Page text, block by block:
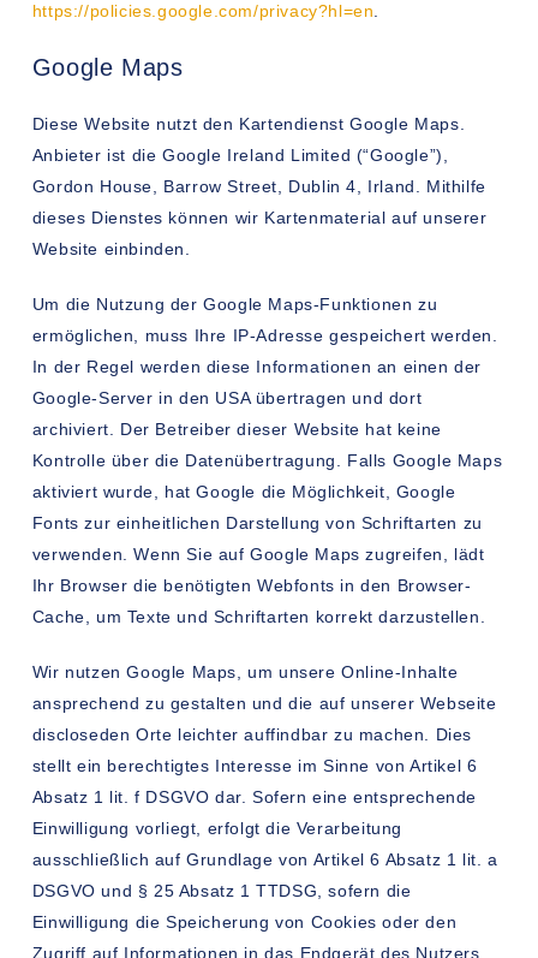
https://policies.google.com/privacy?hl=en.
Google Maps
Diese Website nutzt den Kartendienst Google Maps.
Anbieter ist die Google Ireland Limited (“Google”),
Gordon House, Barrow Street, Dublin 4, Irland. Mithilfe
dieses Dienstes können wir Kartenmaterial auf unserer
Website einbinden.
Um die Nutzung der Google Maps-Funktionen zu
ermöglichen, muss Ihre IP-Adresse gespeichert werden.
In der Regel werden diese Informationen an einen der
Google-Server in den USA übertragen und dort
archiviert. Der Betreiber dieser Website hat keine
Kontrolle über die Datenübertragung. Falls Google Maps
aktiviert wurde, hat Google die Möglichkeit, Google
Fonts zur einheitlichen Darstellung von Schriftarten zu
verwenden. Wenn Sie auf Google Maps zugreifen, lädt
Ihr Browser die benötigten Webfonts in den Browser-
Cache, um Texte und Schriftarten korrekt darzustellen.
Wir nutzen Google Maps, um unsere Online-Inhalte
ansprechend zu gestalten und die auf unserer Webseite
discloseden Orte leichter auffindbar zu machen. Dies
stellt ein berechtigtes Interesse im Sinne von Artikel 6
Absatz 1 lit. f DSGVO dar. Sofern eine entsprechende
Einwilligung vorliegt, erfolgt die Verarbeitung
ausschließlich auf Grundlage von Artikel 6 Absatz 1 lit. a
DSGVO und § 25 Absatz 1 TTDSG, sofern die
Einwilligung die Speicherung von Cookies oder den
Zugriff auf Informationen in das Endgerät des Nutzers